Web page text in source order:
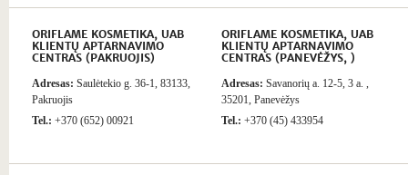
ORIFLAME KOSMETIKA, UAB
KLIENTŲ APTARNAVIMO
CENTRAS (PAKRUOJIS)
Adresas: Saulėtekio g. 36-1, 83133,
Pakruojis
Tel.: +370 (652) 00921
ORIFLAME KOSMETIKA, UAB
KLIENTŲ APTARNAVIMO
CENTRAS (PANEVĖŽYS, )
Adresas: Savanorių a. 12-5, 3 a. ,
35201, Panevėžys
Tel.: +370 (45) 433954